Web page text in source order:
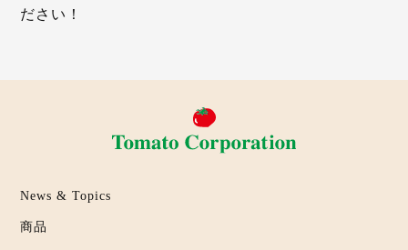
ださい！
News & Topics
商品